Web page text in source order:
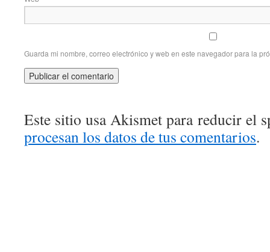
Guarda mi nombre, correo electrónico y web en este navegador para la
Este sitio usa Akismet para reducir el
procesan los datos de tus comentarios.